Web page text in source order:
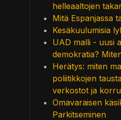
helleaaltojen
Mitä Espanjassa
Kesäkuulumisia
UAD malli - uusi
demokratia?
Herätys: miten
poliitikkojen
verkostot ja
Omavaraisen
Parkitseminen